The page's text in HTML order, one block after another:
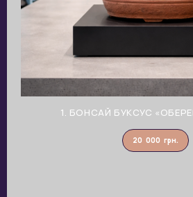
1. БОНСАЙ БУКСУС
20 000 грн.